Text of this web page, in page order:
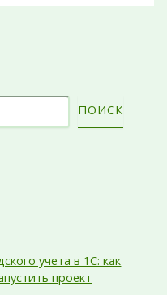
ПОИСК
учета в 1С: как
проект